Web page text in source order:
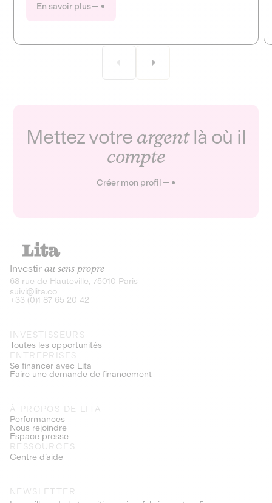
grand le dossier de la culture et des médias !
En savoir plus
Mettez votre argentlà où il
compte
Créer mon profil
Investir au sens propre
68 rue de Hauteville, 75010 Paris
suivi@lita.co
+33 (0)1 87 65 20 42
INVESTISSEURS
Toutes les opportunités
ENTREPRISES
Se financer avec Lita
Faire une demande de financement
À PROPOS DE LITA
Performances
Nous rejoindre
Espace presse
RESSOURCES
Centre d’aide
NEWSLETTER